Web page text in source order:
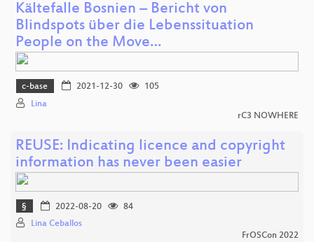
Kältefalle Bosnien – Bericht von
Blindspots über die Lebenssituation
People on the Move…
c-base 2021-12-30
105
Lina
rC3 NOWHERE
REUSE: Indicating licence and copyright
information has never been easier
§ 2022-08-20
84
Lina Ceballos
FrOSCon 2022